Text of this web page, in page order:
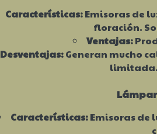
Características:Emisoras de
floración.
Ventajas:
Desventajas:Generan mucho
limitada.
Características:Emisoras de